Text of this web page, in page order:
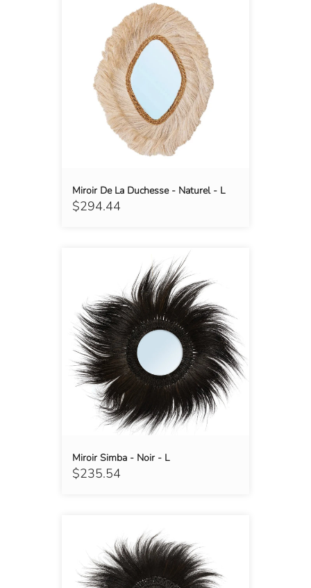
$294.44
Miroir De La Duchesse - Naturel - L
$235.54
Miroir Simba - Noir - L